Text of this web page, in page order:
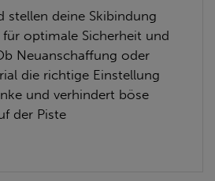
stellen deine Skibindung
optimale Sicherheit und
Neuanschaffung oder
die richtige Einstellung
und verhindert böse
der Piste